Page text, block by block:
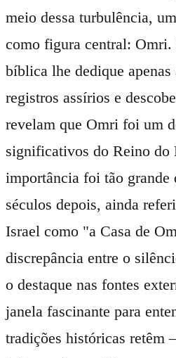
meio dessa turbulência,
como figura central: Omri.
bíblica lhe dedique
registros assírios e
revelam que Omri foi um
significativos do Reino do
importância foi tão grande
séculos depois, ainda
Israel como "a Casa de
discrepância entre o
o destaque nas fontes
janela fascinante para
tradições históricas